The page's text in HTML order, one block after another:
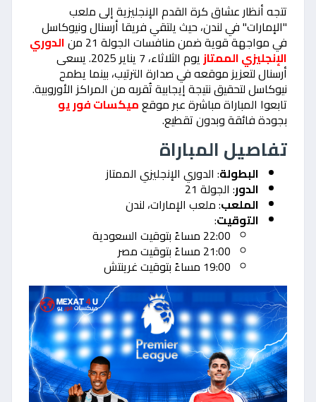
تتجه أنظار عشاق كرة القدم الإنجليزية إلى ملعب
"الإمارات" في لندن، حيث يلتقي فريقا أرسنال ونيوكاسل
في مواجهة قوية ضمن منافسات الجولة 21 من الدوري
الإنجليزي الممتاز يوم الثلاثاء، 7 يناير 2025. يسعى
أرسنال لتعزيز موقعه في صدارة الترتيب، بينما يطمح
نيوكاسل لتحقيق نتيجة إيجابية تُقربه من المراكز الأوروبية.
تابعوا المباراة مباشرة عبر موقعميكسات فور يو
بجودة فائقة وبدون تقطيع.
تفاصيل المباراة
البطولة: الدوري الإنجليزي الممتاز
الدور: الجولة 21
الملعب: ملعب الإمارات، لندن
التوقيت:
22:00 مساءً بتوقيت السعودية
21:00 مساءً بتوقيت مصر
19:00 مساءً بتوقيت غرينتش